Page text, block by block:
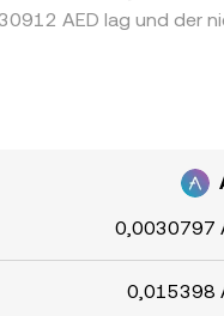
AED lag und
0,0030797
0,015398